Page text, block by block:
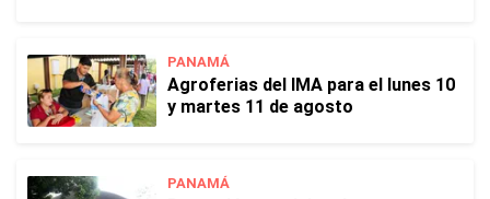
PANAMÁ
Agroferias del IMA para el lunes 10
y martes 11 de agosto
PANAMÁ